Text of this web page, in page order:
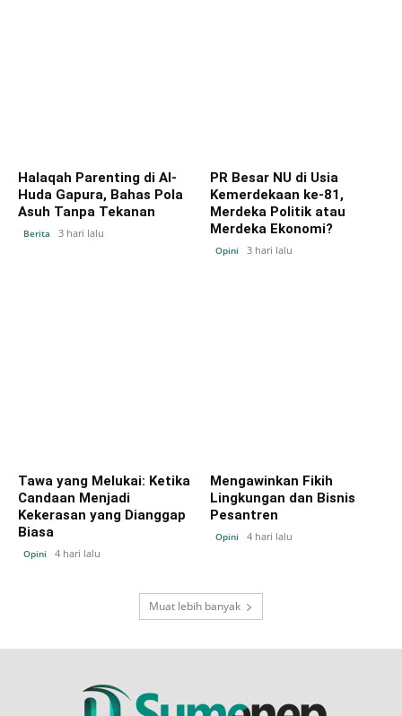
Halaqah Parenting di Al-
Huda Gapura, Bahas Pola
Asuh Tanpa Tekanan
Berita 3 hari lalu
PR Besar NU di Usia
Kemerdekaan ke-81,
Merdeka Politik atau
Merdeka Ekonomi?
Opini 3 hari lalu
Tawa yang Melukai: Ketika
Candaan Menjadi
Kekerasan yang Dianggap
Biasa
Opini 4 hari lalu
Mengawinkan Fikih
Lingkungan dan Bisnis
Pesantren
Opini 4 hari lalu
Muat lebih banyak